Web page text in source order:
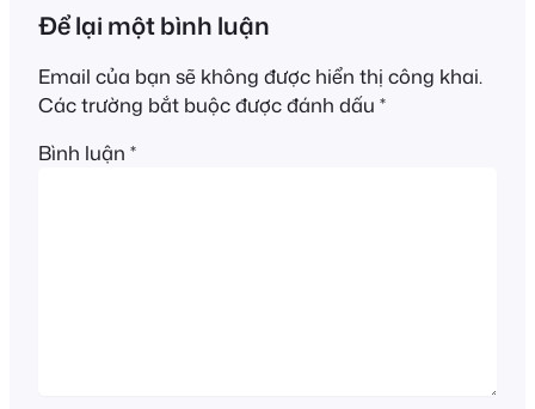
Để lại một bình luận
Email của bạn sẽ không được hiển thị công khai.
Các trường bắt buộc được đánh dấu *
Bình luận *